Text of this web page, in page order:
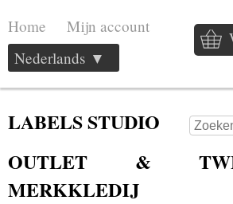
Home Mijn account
Nederlands ▼
LABELS STUDIO
OUTLET &
MERKKLEDIJ